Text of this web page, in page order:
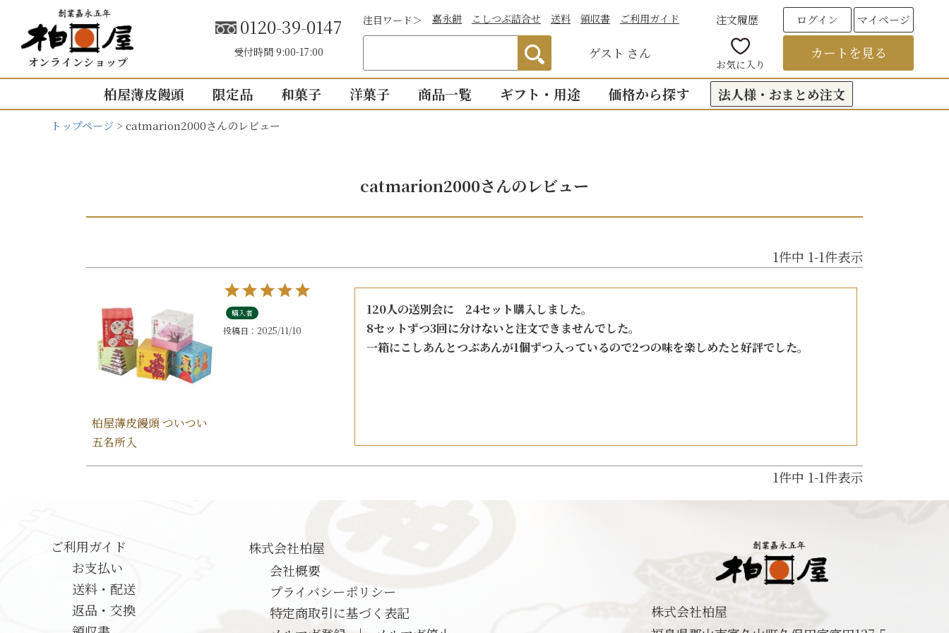
オンラインショップ
0120-39-0147
受付時間 9:00-17:00
注目ワード＞ 嘉永餅 こしつぶ詰合せ 送料 領収書 ご利用ガイド
ゲスト さん
注文履歴 ログイン マイページ
お気に入り
カートを見る
柏屋薄皮饅頭
16個入り
mini せいろ薄皮
10個入り
せいろ薄皮
ついつい
【かす紙包み】贈答・薄皮饅頭
限定品 和菓子 洋菓子 商品一覧
全商品一覧
ギフト・用途
出産内祝い
入園・入学のお祝返し
その他の内祝い・お返し
出産祝い
誕生日・長寿のお祝い
お盆・お彼岸
手提げ紙袋
eギフト
価格から探す
6,000円以上
〜 円
法人様・おまとめ注文
トップページ catmarion2000さんのレビュー
catmarion2000さんのレビュー
1件中 1-1件表示
柏屋薄皮饅頭 ついつい
五名所入
購入者
投稿日 2025/11/10
120人の送別会に　24セット購入しました。
8セットずつ3回に分けないと注文できませんでした。
一箱にこしあんとつぶあんが1個ずつ入っているので2つの味を楽しめたと好評でした。
1件中 1-1件表示
ご利用ガイド
お支払い
送料・配送
返品・交換
株式会社柏屋
会社概要
プライバシーポリシー
特定商取引に基づく表記
株式会社柏屋